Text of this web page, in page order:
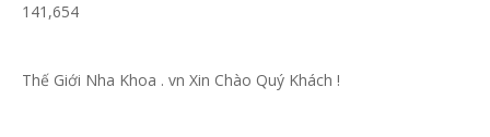
141,654
Thế Giới Nha Khoa . vn Xin Chào Quý Khách !